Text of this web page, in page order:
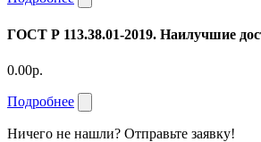
ГОСТ Р 113.38.01-2019. Наилучшие
0.00р.
Подробнее
Ничего не нашли? Отправьте заявку!